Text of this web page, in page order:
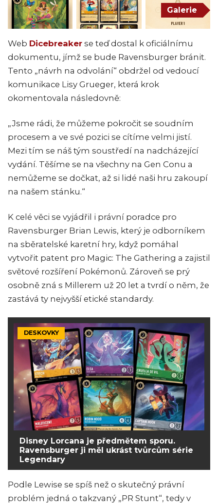
Galerie
Web Dicebreaker se teď dostal k oficiálnímu
dokumentu, jímž se bude Ravensburger bránit.
Tento „návrh na odvolání“ obdržel od vedoucí
komunikace Lisy Grueger, která krok
okomentovala následovně:
„Jsme rádi, že můžeme pokročit se soudním
procesem a ve své pozici se cítíme velmi jistí.
Mezi tím se náš tým soustředí na nadcházející
vydání. Těšíme se na všechny na Gen Conu a
nemůžeme se dočkat, až si lidé naši hru zakoupí
na našem stánku.“
K celé věci se vyjádřil i právní poradce pro
Ravensburger Brian Lewis, který je odborníkem
na sběratelské karetní hry, když pomáhal
vytvořit patent pro Magic: The Gathering a zajistil
světové rozšíření Pokémonů. Zároveň se prý
osobně zná s Millerem už 20 let a tvrdí o něm, že
zastává ty nejvyšší etické standardy.
DESKOVKY
Disney Lorcana je předmětem sporu.
Ravensburger ji měl ukrást tvůrcům série
Legendary
Podle Lewise se spíš než o skutečný právní
problém jedná o takzvaný „PR Stunt“, tedy v